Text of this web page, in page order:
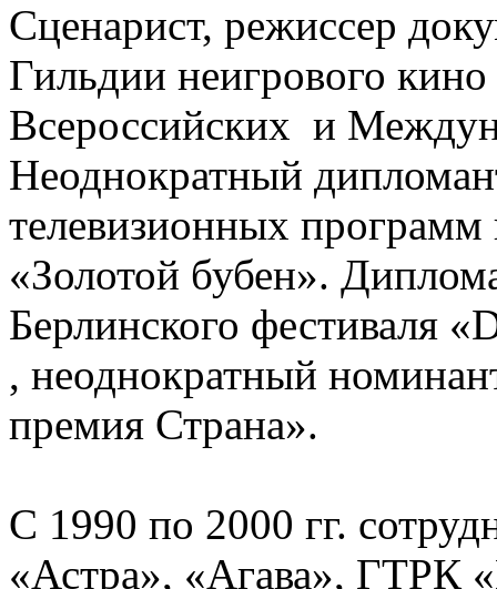
Сценарист, режиссер
Гильдии неигрового
Всероссийских и
Неоднократный
телевизионных
«Золотой бубен».
Берлинского фестиваля
, неоднократный
премия Страна».
С 1990 по 2000 гг.
«Астра», «Агава», ГТРК